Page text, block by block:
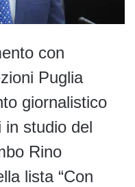
con
Puglia
giornalistico
in studio del
Rino
lista “Con